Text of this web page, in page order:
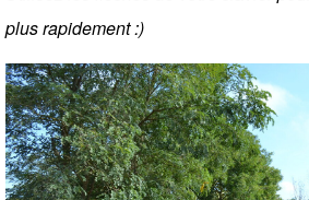
plus rapidement :)